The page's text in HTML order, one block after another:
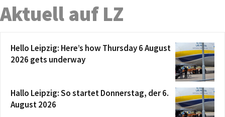
Aktuell auf LZ
Hello Leipzig: Here’s how Thursday 6 August
2026 gets underway
Hallo Leipzig: So startet Donnerstag, der 6.
August 2026